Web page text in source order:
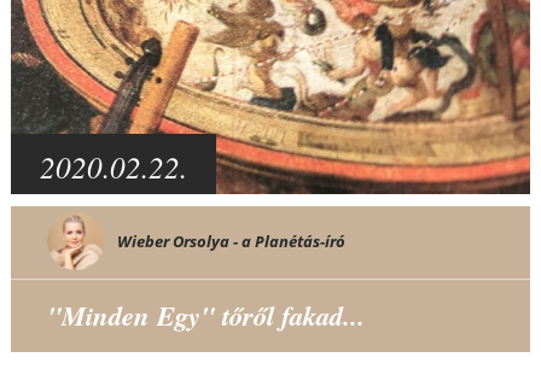
2020.02.22.
Wieber Orsolya - a Planétás-író
"Minden Egy" tőről fakad...